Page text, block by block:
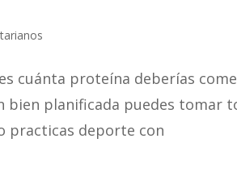
cuánta proteína deberías
bien planificada puedes tomar
practicas deporte con